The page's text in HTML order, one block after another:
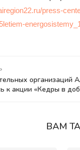
press-
организаций
к акции «Кедры в
ВАМ